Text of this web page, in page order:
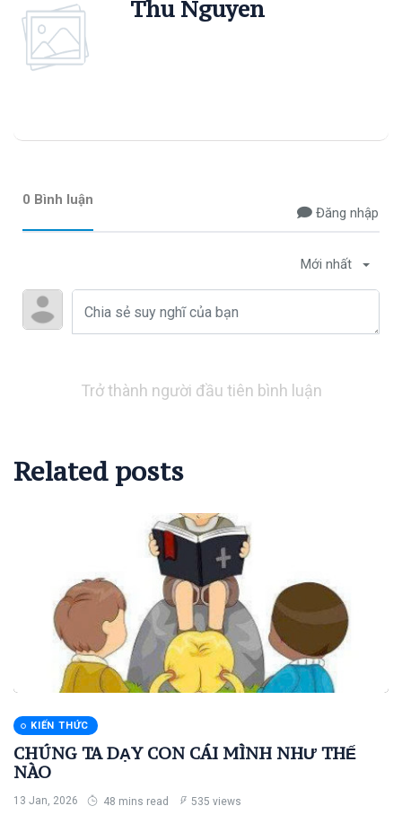
Thu Nguyen
0 Bình luận
Đăng nhập
Mới nhất
Trở thành người đầu tiên bình luận
Related posts
KIẾN THỨC
CHÚNG TA DẠY CON CÁI MÌNH NHƯ THẾ
NÀO
13 Jan, 2026 48 mins read 535 views